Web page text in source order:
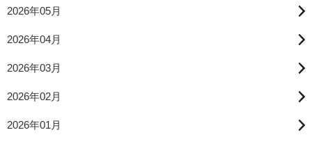
2026年05月
2026年04月
2026年03月
2026年02月
2026年01月